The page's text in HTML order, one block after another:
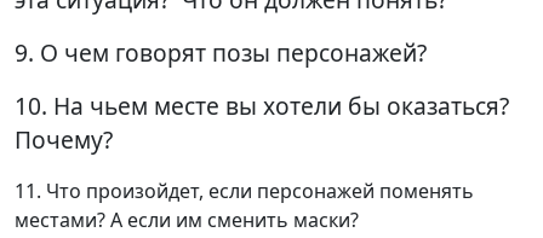
9. О чем говорят позы персонажей?
10. На чьем месте вы хотели бы оказаться?
Почему?
11. Что произойдет, если персонажей поменять
местами? А если им сменить маски?